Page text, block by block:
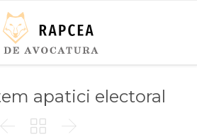
apatici electoral
  